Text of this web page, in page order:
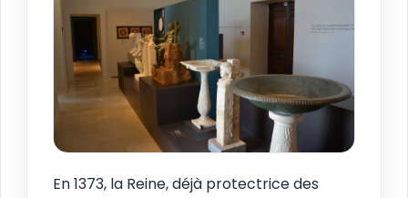
En 1373, la Reine, déjà protectrice des